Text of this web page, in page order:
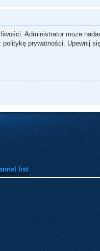
Administrator może
prywatności. Upewnij
list